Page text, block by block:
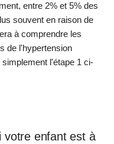
entre 2% et 5% des
souvent en raison de
à comprendre les
de l'hypertension
l'étape 1 ci-
votre enfant est à